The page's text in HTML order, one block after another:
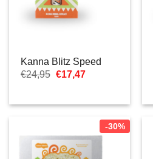
Kanna Blitz Speed
€24,95 Ursprünglicher
€24,95
€17,47Aktueller
€17,47.
-30%